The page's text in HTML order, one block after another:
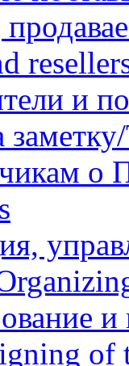
и
о
и
of